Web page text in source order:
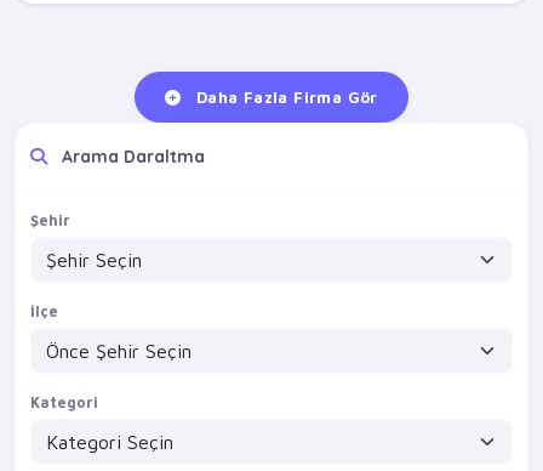
Daha Fazla Firma Gör
Arama Daraltma
Şehir
İlçe
Kategori